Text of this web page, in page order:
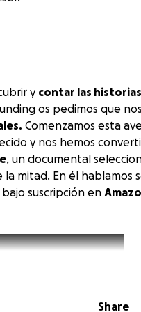
y contar las historias
os pedimos que
Comenzamos esta
y nos hemos
, un documental
la mitad. En él hablamos
suscripción en
Share